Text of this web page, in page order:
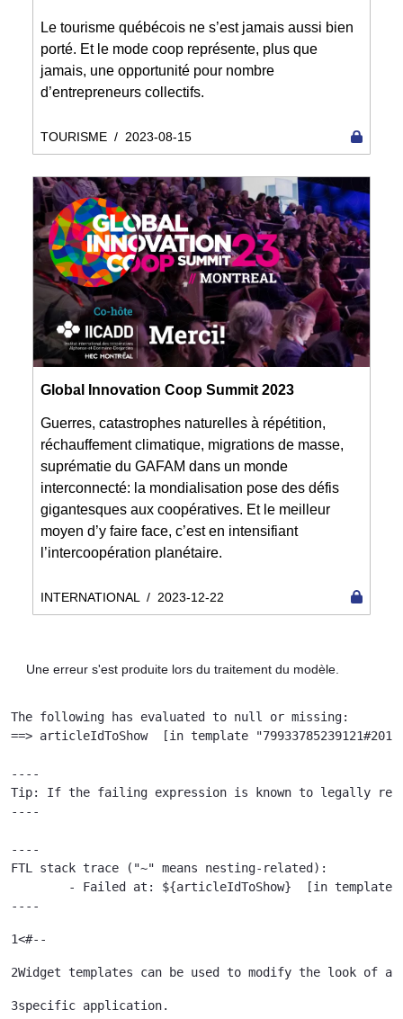
Le tourisme québécois ne s’est jamais aussi bien
porté. Et le mode coop représente, plus que
jamais, une opportunité pour nombre
d’entrepreneurs collectifs.
TOURISME / 2023-08-15
Global Innovation Coop Summit 2023
Guerres, catastrophes naturelles à répétition,
réchauffement climatique, migrations de masse,
suprématie du GAFAM dans un monde
interconnecté: la mondialisation pose des défis
gigantesques aux coopératives. Et le meilleur
moyen d’y faire face, c’est en intensifiant
l’intercoopération planétaire.
INTERNATIONAL / 2023-12-22
Une erreur s'est produite lors du traitement du modèle.
The following has evaluated to null or missing:
==> articleIdToShow  [in template
----
Tip: If the failing expression is known to legally refer
----
----
FTL stack trace ("~" means nesting-related):
----
1<#--
2Widget templates can be used to modify the look of a
3specific application.